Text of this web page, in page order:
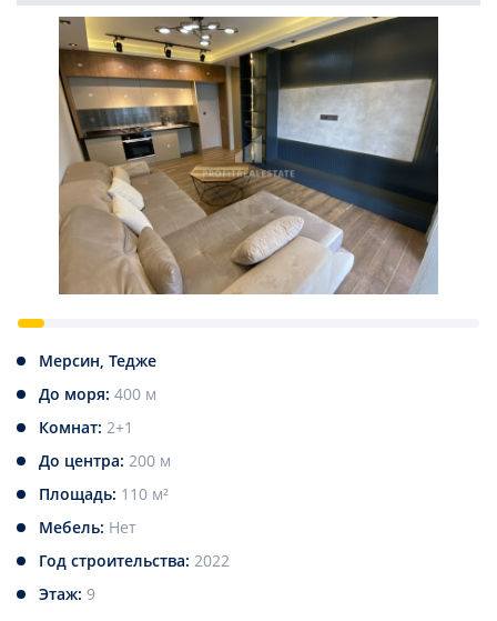
Мерсин, Тедже
До моря: 400 м
Комнат: 2+1
До центра: 200 м
Площадь: 110 м²
Мебель: Нет
Год строительства: 2022
Этаж: 9